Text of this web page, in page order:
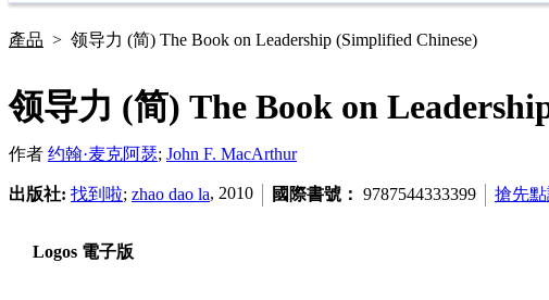
產品 > 领导力 (简) The Book on Leadership (Simplified Chinese)
领导力 (简) The Book on
作者 约翰·麦克阿瑟; John F. MacArthur
出版社: 找到啦; zhao dao la, 2010 國際書號： 9787544333399 搶先點
Logos 電子版